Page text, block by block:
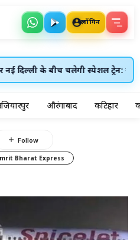
लॉगिन
दिल्ली के बीच चलेगी स्पेशल ट्रेन:
औरंगाबाद कटिहार
Bharat Express